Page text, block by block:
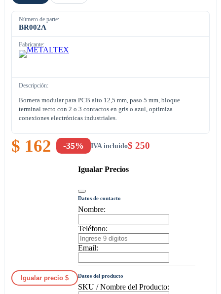
Número de parte:
BR002A
Fabricante:
Descripción:
Bornera modular para PCB alto 12,5 mm, paso 5 mm, bloque
terminal recto con 2 o 3 contactos en gris o azul, optimiza
conexiones electrónicas industriales.
$ 162 -35% IVA incluido$ 250
Igualar precio $
Igualar Precios
Datos de contacto
Nombre:
Teléfono:
Email:
Datos del producto
SKU / Nombre del Producto: